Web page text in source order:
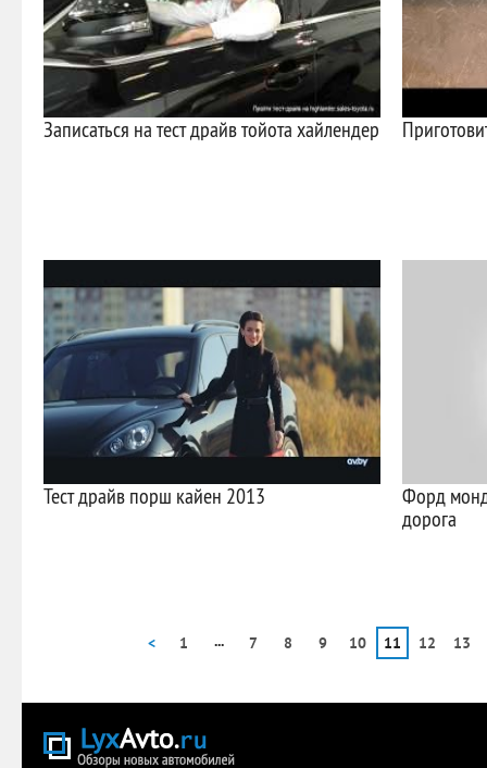
Записаться на тест драйв тойота хайлендер
Тест драйв порш кайен 2013
Форд
дорога
< 1 ... 7 8 9 10 11 12 13